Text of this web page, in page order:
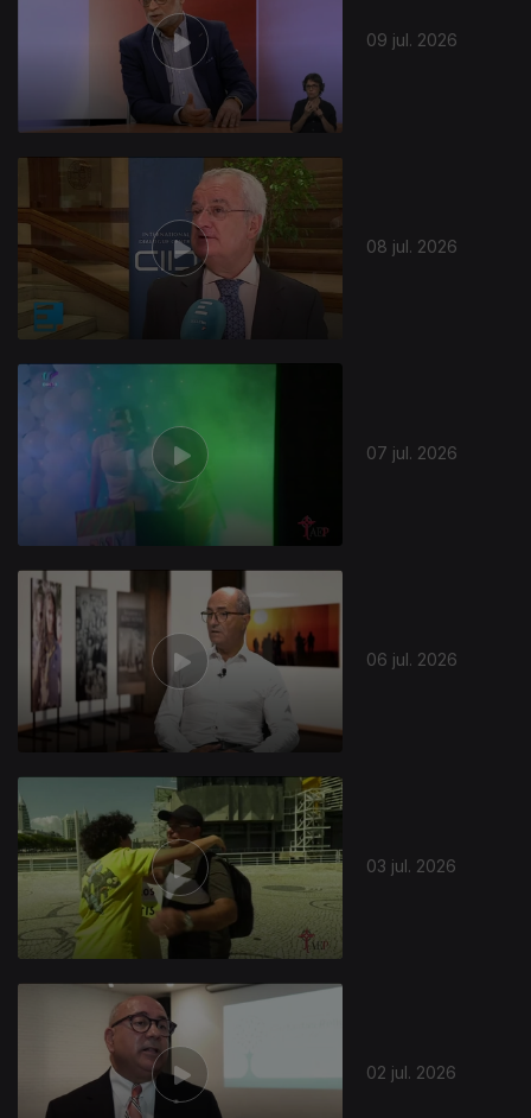
09 jul. 2026
08 jul. 2026
07 jul. 2026
06 jul. 2026
03 jul. 2026
02 jul. 2026